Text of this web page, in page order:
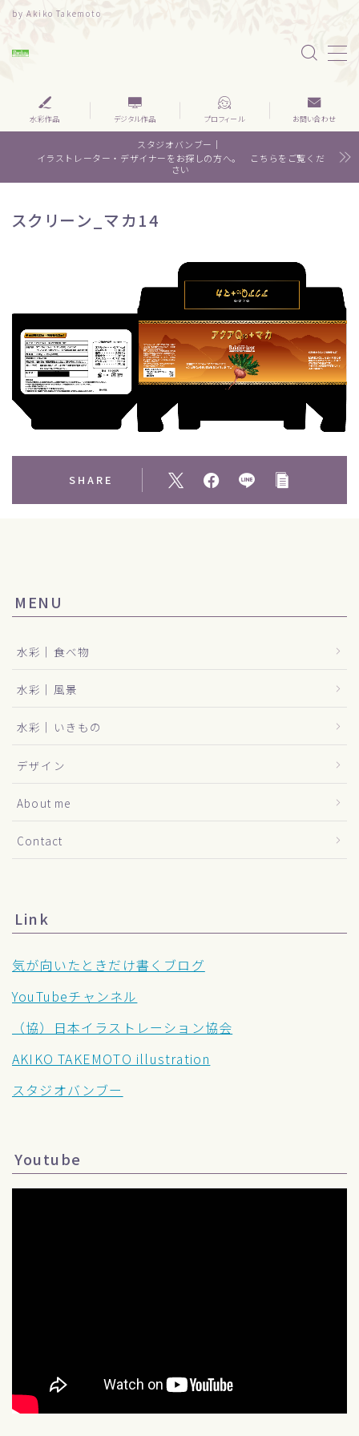
by Akiko Takemoto
MENU
水彩｜食べ物
水彩｜風景
Contact
水彩作品 デジタル作品 プロフィール お問い合わせ
スタジオバンブー｜
イラストレーター・デザイナーをお探しの方へ。 こちらをご覧くだ
さい
スクリーン_マカ14
SHARE
MENU
水彩｜食べ物
水彩｜風景
水彩｜いきもの
デザイン
About me
Contact
Link
気が向いたときだけ書くブログ
YouTubeチャンネル
（協）日本イラストレーション協会
AKIKO TAKEMOTO illustration
スタジオバンブー
Youtube